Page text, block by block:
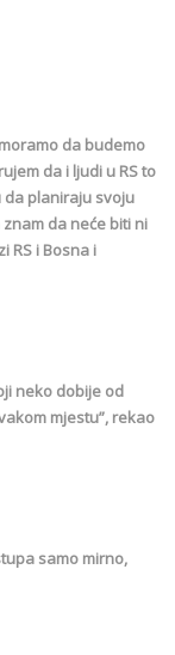
da budemo
da i ljudi u RS to
da planiraju svoju
da neće biti ni
RS i Bosna i
neko dobije od
mjestu”, rekao
samo mirno,